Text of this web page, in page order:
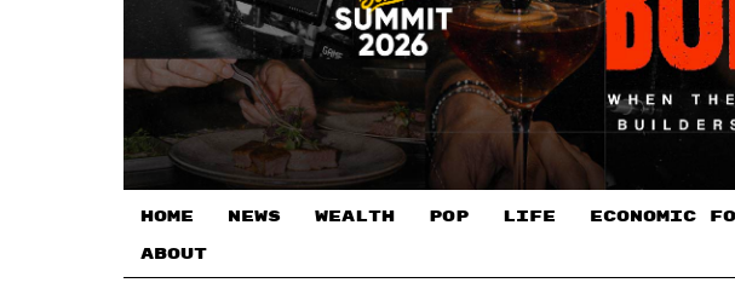
HOME NEWS WEALTH POP LIFE ECONOMIC
ABOUT